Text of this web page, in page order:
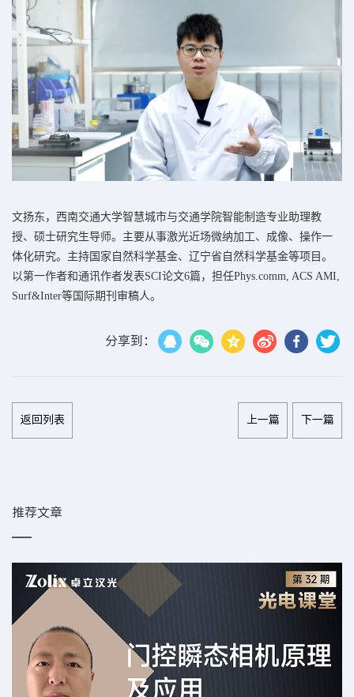
文扬东，西南交通大学智慧城市与交通学院智能制造专业助理教
授、硕士研究生导师。主要从事激光近场微纳加工、成像、操作一
体化研究。主持国家自然科学基金、辽宁省自然科学基金等项目。
以第一作者和通讯作者发表SCI论文6篇，担任Phys.comm, ACS AMI,
Surf&Inter等国际期刊审稿人。
分享到：
返回列表 上一篇 下一篇
推荐文章